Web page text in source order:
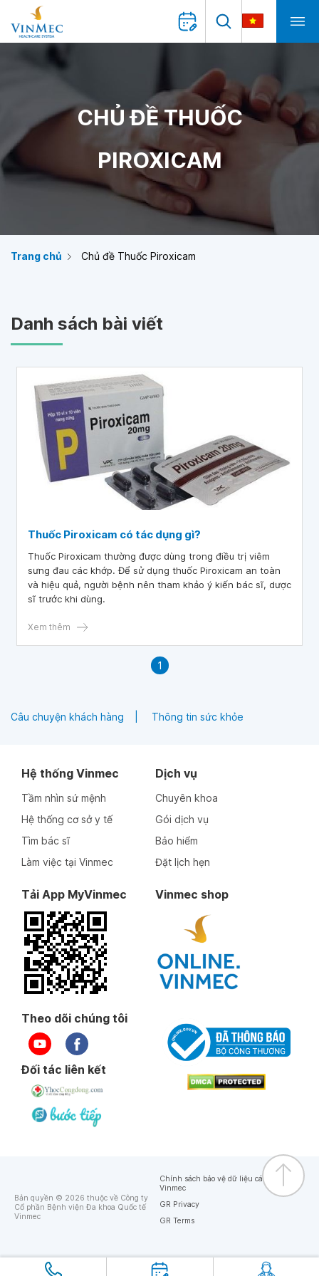
CHỦ ĐỀ THUỐC
PIROXICAM
Trang chủ Chủ đề Thuốc Piroxicam
Danh sách bài viết
Thuốc Piroxicam có tác dụng gì?
Thuốc Piroxicam thường được dùng trong điều trị viêm
sưng đau các khớp. Để sử dụng thuốc Piroxicam an toàn
và hiệu quả, người bệnh nên tham khảo ý kiến bác sĩ, dược
sĩ trước khi dùng.
Xem thêm
1
Câu chuyện khách hàng Thông tin sức khỏe
Hệ thống Vinmec
Tầm nhìn sứ mệnh
Hệ thống cơ sở y tế
Tìm bác sĩ
Làm việc tại Vinmec
Dịch vụ
Chuyên khoa
Gói dịch vụ
Bảo hiểm
Đặt lịch hẹn
Tải App MyVinmec Vinmec shop
Theo dõi chúng tôi
Đối tác liên kết
Bản quyền © 2026 thuộc về Công ty
Cổ phần Bệnh viện Đa khoa Quốc tế
Vinmec
Chính sách bảo vệ dữ liệu cá nhân của
Vinmec
GR Privacy
GR Terms